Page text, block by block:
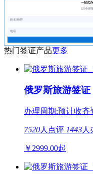
一站式办
125全球
热门签证产品更多
俄罗斯旅游签
办理周期:预计收齐
7520人点评 1443人
￥ 2999.00起